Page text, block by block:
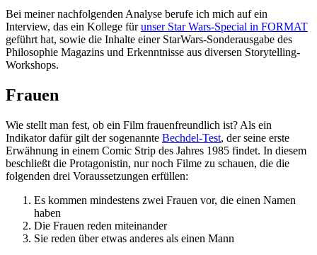
Bei meiner nachfolgenden Analyse berufe ich mich auf ein
Interview, das ein Kollege fürunser Star Wars-Special in FORMAT
geführt hat, sowie die Inhalte einer StarWars-Sonderausgabe des
Philosophie Magazins und Erkenntnisse aus diversen Storytelling-
Workshops.
Frauen
Wie stellt man fest, ob ein Film frauenfreundlich ist? Als ein
Indikator dafür gilt der sogenannte Bechdel-Test, der seine erste
Erwähnung in einem Comic Strip des Jahres 1985 findet. In diesem
beschließt die Protagonistin, nur noch Filme zu schauen, die die
folgenden drei Voraussetzungen erfüllen:
Es kommen mindestens zwei Frauen vor, die einen Namen
haben
Die Frauen reden miteinander
Sie reden über etwas anderes als einen Mann